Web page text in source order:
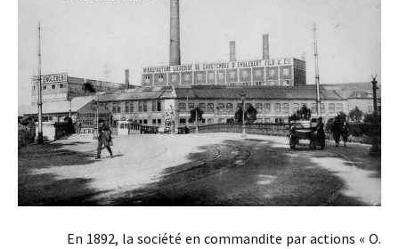
En 1892, la société en commandite par actions « O.